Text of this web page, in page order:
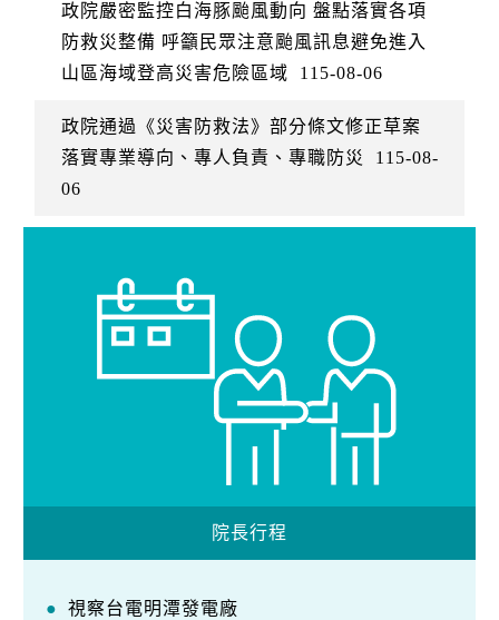
政院嚴密監控白海豚颱風動向 盤點落實各項
防救災整備 呼籲民眾注意颱風訊息避免進入
山區海域登高災害危險區域
115-08-06
政院通過《災害防救法》部分條文修正草案
落實專業導向、專人負責、專職防災
115-08-
06
院長行程
視察台電明潭發電廠